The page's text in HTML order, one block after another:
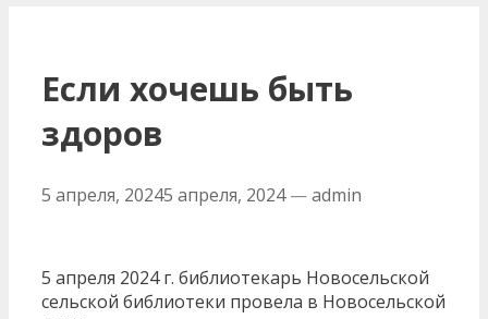
Если хочешь быть
здоров
5 апреля, 20245 апреля, 2024 —admin
5 апреля 2024 г. библиотекарь Новосельской
сельской библиотеки провела в Новосельской